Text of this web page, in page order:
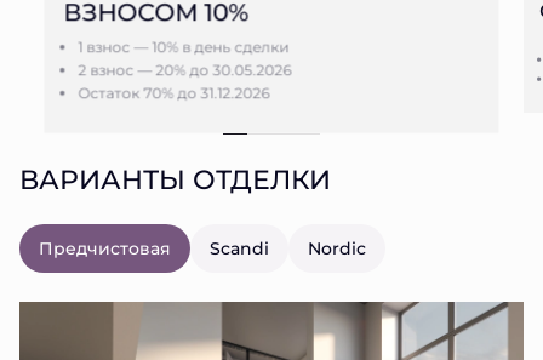
ВЗНОСОМ 10%
1 взнос — 10% в день сделки
2 взнос — 20% до 30.05.2026
Остаток 70% до 31.12.2026
ВАРИАНТЫ ОТДЕЛКИ
Предчистовая Scandi Nordic